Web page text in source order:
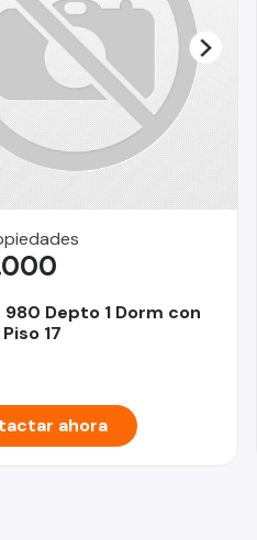
Depto 1 Dorm con
17
ahora